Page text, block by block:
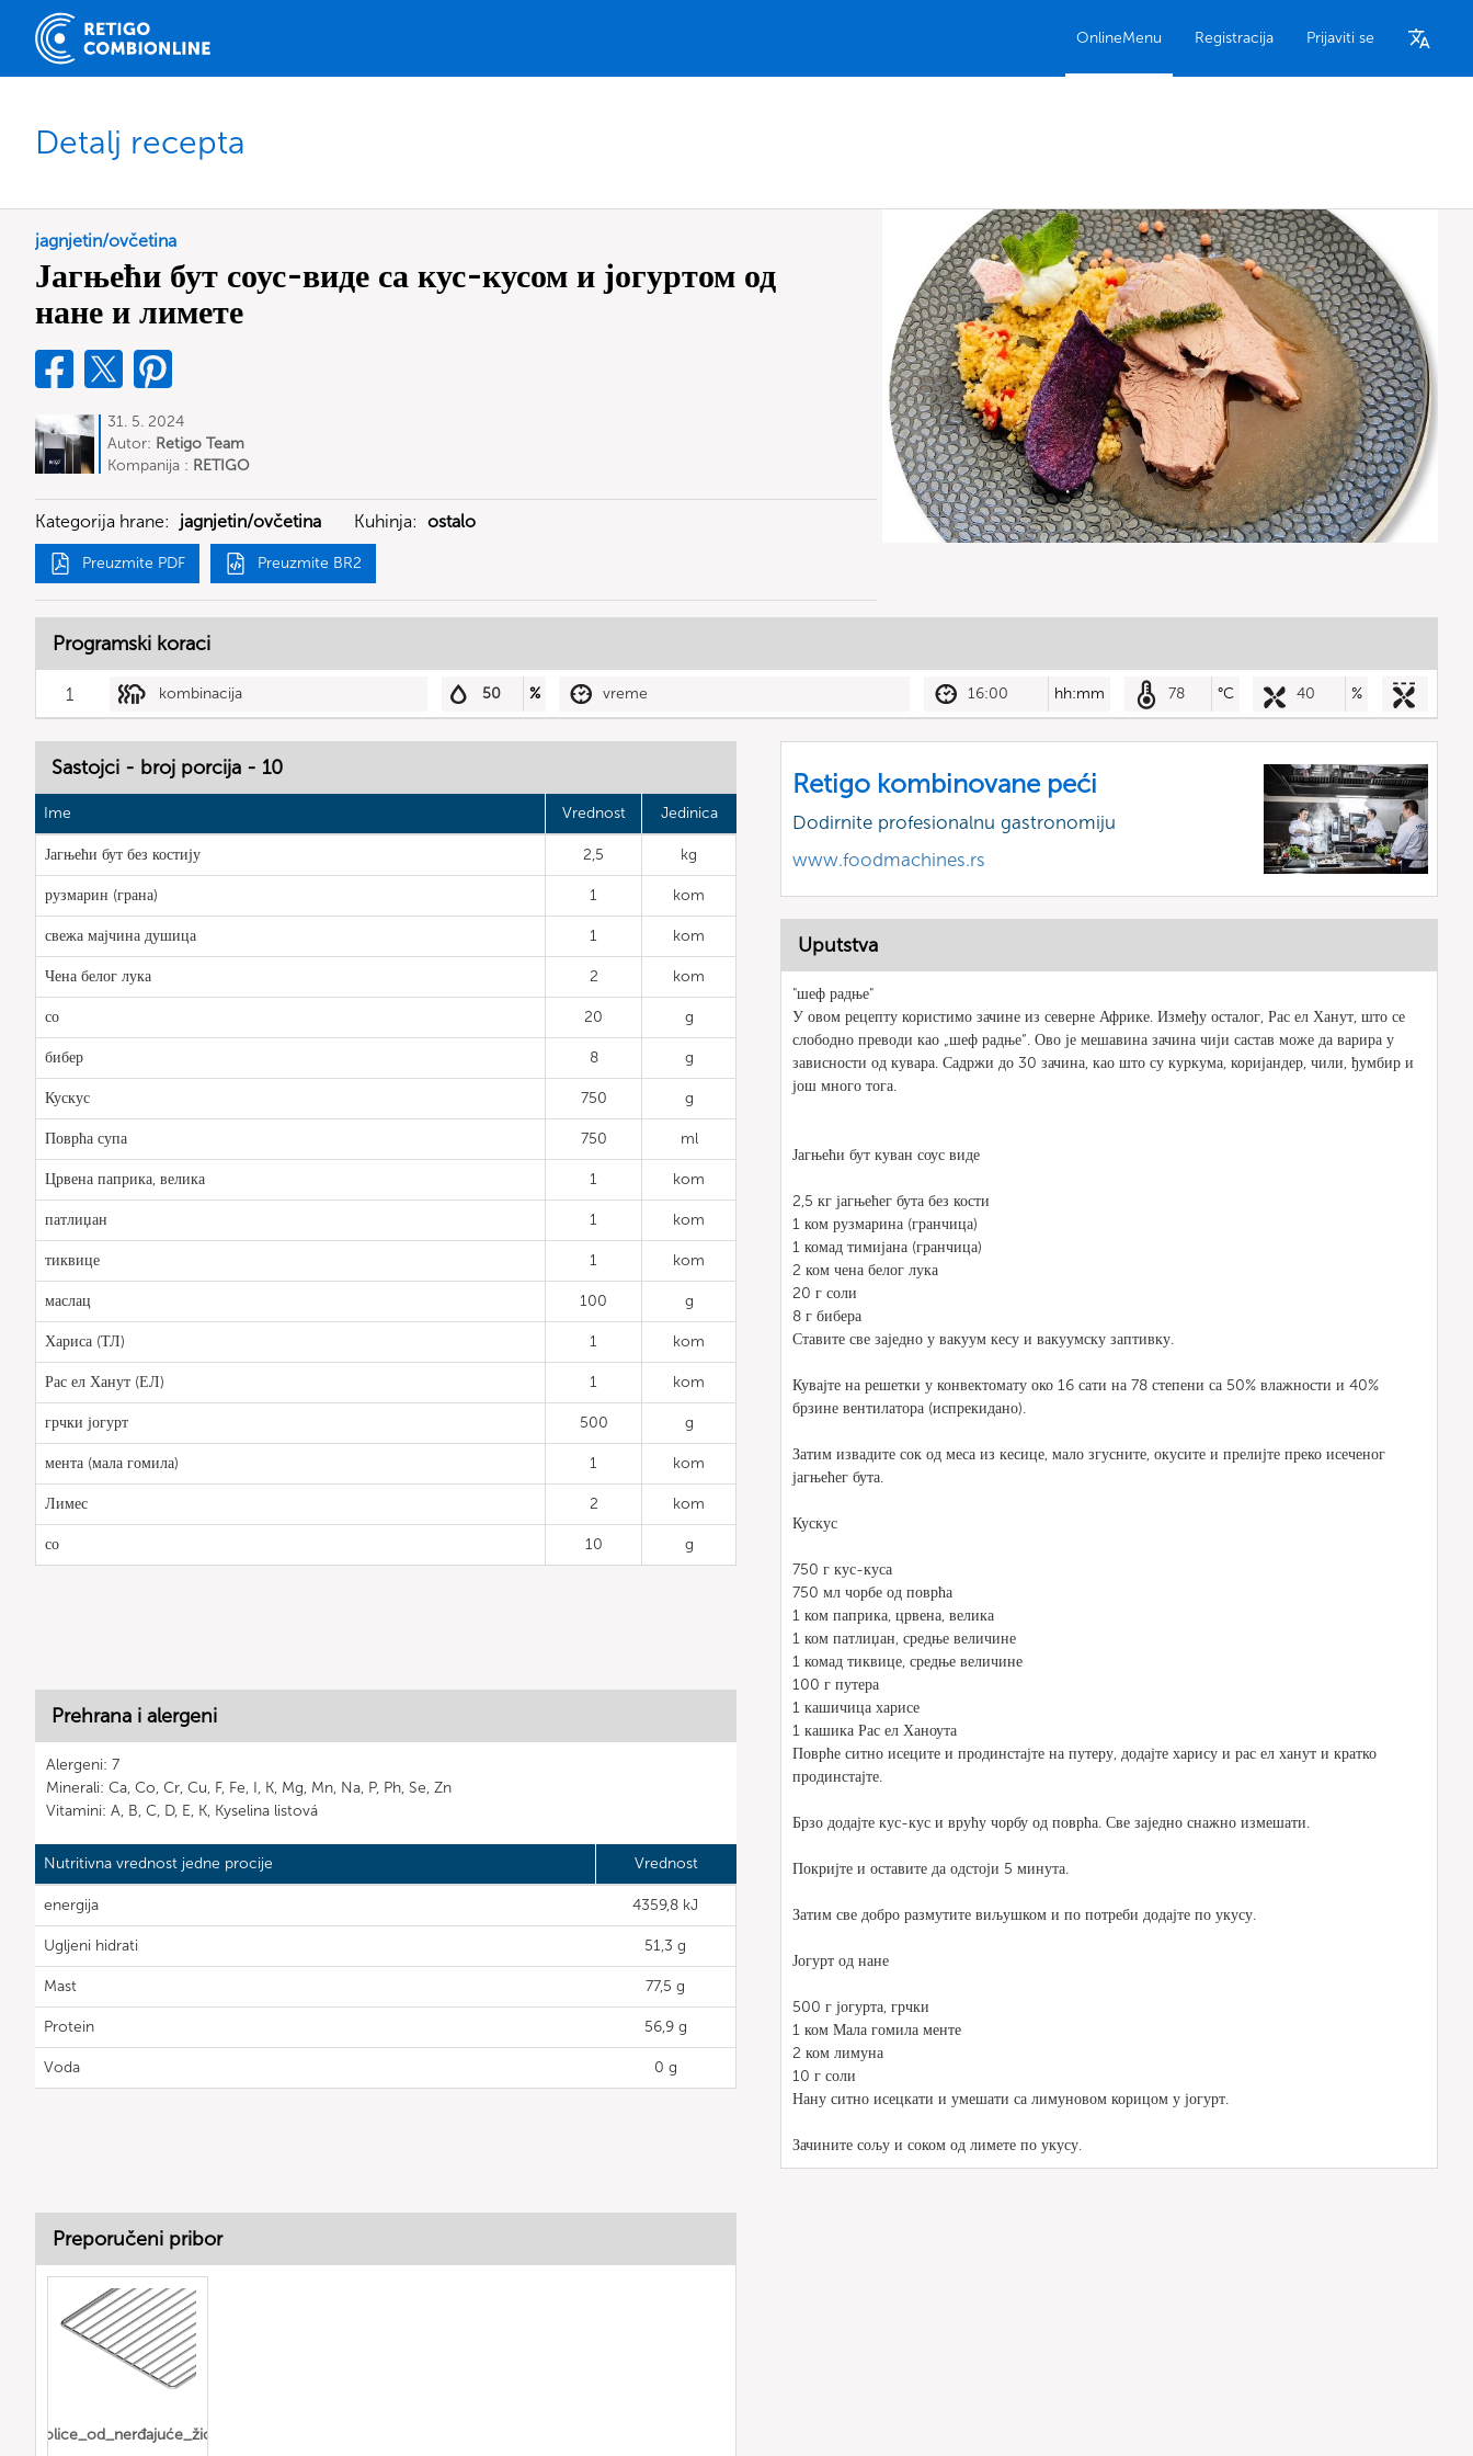
OnlineMenu Registracija Prijaviti se
Detalj recepta
jagnjetin/ovčetina
Јагњећи бут соус-виде са кус-кусом и јогуртом од
нане и лимете
31. 5. 2024
Autor: Retigo Team
Deutschland
Kompanija : RETIGO
Kategorija hrane: jagnjetin/ovčetina Kuhinja: ostalo
Preuzmite PDF Preuzmite BR2
Programski koraci
1 kombinacija 50 % vreme 16:00 hh:mm 78 °C 40 %
Sastojci - broj porcija - 10
Ime Vrednost Jedinica
Јагњећи бут без костију 2,5 kg
рузмарин (грана) 1 kom
свежа мајчина душица 1 kom
Чена белог лука 2 kom
со 20 g
бибер 8 g
Кускус 750 g
Поврћа супа 750 ml
Црвена паприка, велика 1 kom
патлиџан 1 kom
тиквице 1 kom
маслац 100 g
Хариса (ТЛ) 1 kom
Рас ел Ханут (ЕЛ) 1 kom
грчки јогурт 500 g
мента (мала гомила) 1 kom
Лимес 2 kom
со 10 g
Prehrana i alergeni
Alergeni: 7
Minerali: Ca, Co, Cr, Cu, F, Fe, I, K, Mg, Mn, Na, P, Ph, Se, Zn
Vitamini: A, B, C, D, E, K, Kyselina listová
Nutritivna vrednost jedne procije Vrednost
energija 4359,8 kJ
Ugljeni hidrati 51,3 g
Mast 77,5 g
Protein 56,9 g
Voda 0 g
Retigo kombinovane peći
Dodirnite profesionalnu gastronomiju
www.foodmachines.rs
Uputstva
"шеф радње"
У овом рецепту користимо зачине из северне Африке. Између осталог, Рас ел Ханут, што се
слободно преводи као „шеф радње“. Ово је мешавина зачина чији састав може да варира у
зависности од кувара. Садржи до 30 зачина, као што су куркума, коријандер, чили, ђумбир и
још много тога.
Јагњећи бут куван соус виде
2,5 кг јагњећег бута без кости
1 ком рузмарина (гранчица)
1 комад тимијана (гранчица)
2 ком чена белог лука
20 г соли
8 г бибера
Ставите све заједно у вакуум кесу и вакуумску заптивку.
Кувајте на решетки у конвектомату око 16 сати на 78 степени са 50% влажности и 40%
брзине вентилатора (испрекидано).
Затим извадите сок од меса из кесице, мало згусните, окусите и прелијте преко исеченог
јагњећег бута.
Кускус
750 г кус-куса
750 мл чорбе од поврћа
1 ком паприка, црвена, велика
1 ком патлиџан, средње величине
1 комад тиквице, средње величине
100 г путера
1 кашичица харисе
1 кашика Рас ел Ханоута
Поврће ситно исеците и продинстајте на путеру, додајте харису и рас ел ханут и кратко
продинстајте.
Брзо додајте кус-кус и врућу чорбу од поврћа. Све заједно снажно измешати.
Покријте и оставите да одстоји 5 минута.
Затим све добро размутите виљушком и по потреби додајте по укусу.
Јогурт од нане
500 г јогурта, грчки
1 ком Мала гомила менте
2 ком лимуна
10 г соли
Нану ситно исецкати и умешати са лимуновом корицом у јогурт.
Зачините сољу и соком од лимете по укусу.
Preporučeni pribor
police_od_nerđajuće_žice